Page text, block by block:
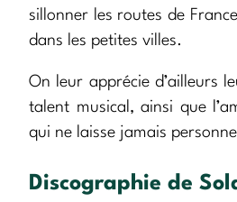
sillonner les routes de
dans les petites villes.
On leur apprécie d’ailleurs
talent musical, ainsi que
qui ne laisse jamais
Discographie de